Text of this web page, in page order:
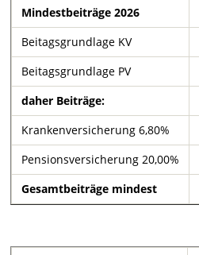
Mindestbeiträge 2026
Beitagsgrundlage KV
Beitagsgrundlage PV
daher Beiträge:
Krankenversicherung 6,80%
Pensionsversicherung 20,00%
Gesamtbeiträge mindest